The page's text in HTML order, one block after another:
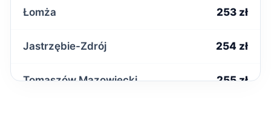
Łomża 253 zł
Jastrzębie-Zdrój 254 zł
Tomaszów Mazowiecki 255 zł